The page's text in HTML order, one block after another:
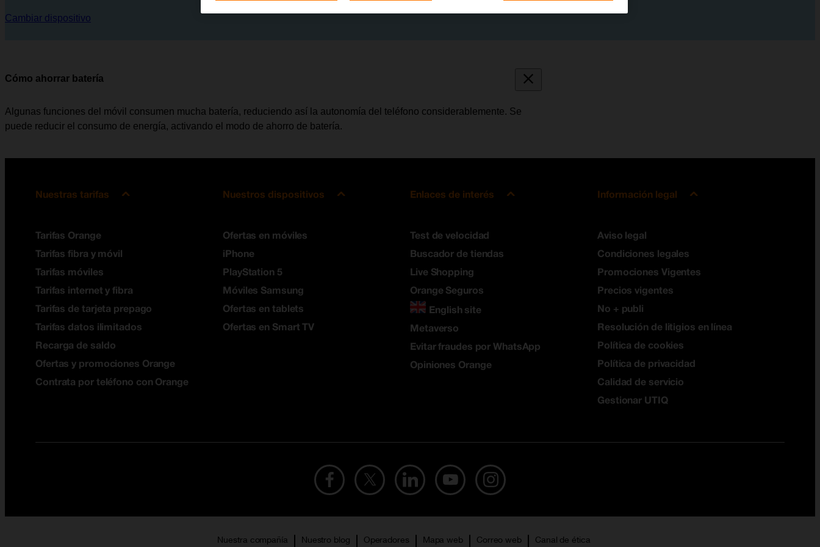
Cambiar dispositivo
Cómo ahorrar batería
Algunas funciones del móvil consumen mucha batería, reduciendo así la autonomía del teléfono considerablemente. Se
puede reducir el consumo de energía, activando el modo de ahorro de batería.
Nuestras tarifas
Tarifas Orange
Tarifas fibra y móvil
Tarifas móviles
Tarifas internet y fibra
Tarifas de tarjeta prepago
Tarifas datos ilimitados
Recarga de saldo
Ofertas y promociones Orange
Contrata por teléfono con Orange
Nuestros dispositivos
Ofertas en móviles
iPhone
PlayStation 5
Móviles Samsung
Ofertas en tablets
Ofertas en Smart TV
Enlaces de interés
Test de velocidad
Buscador de tiendas
Live Shopping
Orange Seguros
English site
Metaverso
Evitar fraudes por WhatsApp
Opiniones Orange
Información legal
Aviso legal
Condiciones legales
Promociones Vigentes
Precios vigentes
No + publi
Resolución de litigios en línea
Política de cookies
Política de privacidad
Calidad de servicio
Gestionar UTIQ
Nuestra compañía Nuestro blog Operadores Mapa web Correo web Canal de ética